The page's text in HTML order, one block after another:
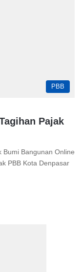
PBB
Pajak
Bumi Bangunan Online
PBB Kota Denpasar